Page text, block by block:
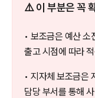
⚠️ 이 부분은 꼭
• 보조금은 예산 소
출고 시점에 따라
• 지자체 보조금은
담당 부서를 통해